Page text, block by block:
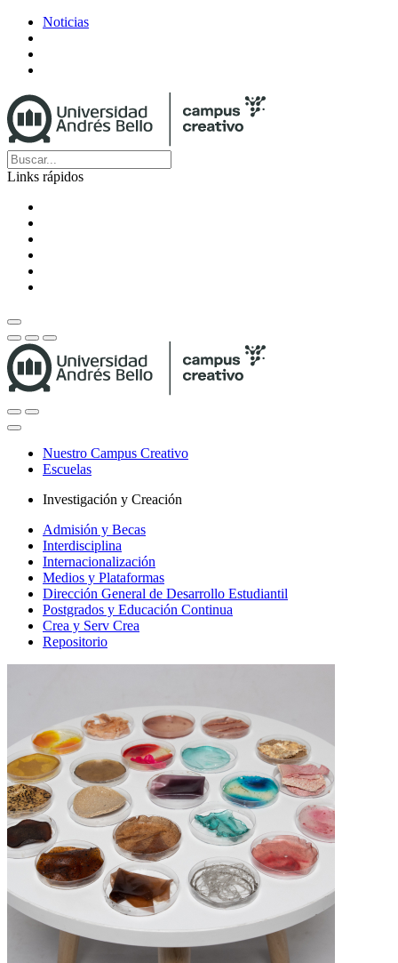
Noticias
Links rápidos
Nuestro Campus Creativo
Escuelas
Investigación y Creación
Admisión y Becas
Interdisciplina
Internacionalización
Medios y Plataformas
Dirección General de Desarrollo Estudiantil
Postgrados y Educación Continua
Crea y Serv Crea
Repositorio